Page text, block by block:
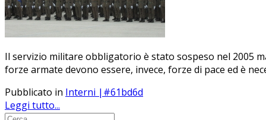
Il servizio militare obbligatorio è stato sospeso nel 2005
forze armate devono essere, invece, forze di pace ed è
Pubblicato in Interni |#61bd6d
Leggi tutto...